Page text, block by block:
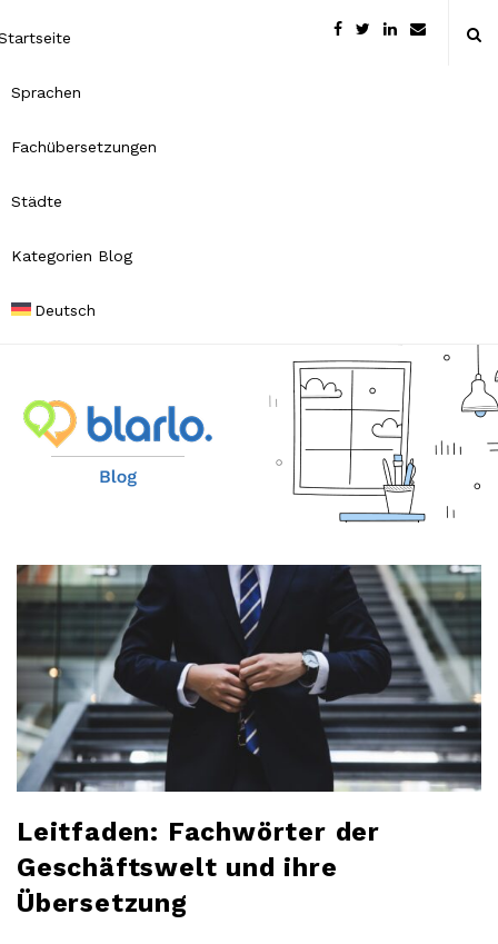
Sprachen
Fachübersetzungen
Städte
Kategorien Blog
Deutsch
B
r
o
b
o
g
Leitfaden: Fachwörter der
Geschäftswelt und ihre
Übersetzung